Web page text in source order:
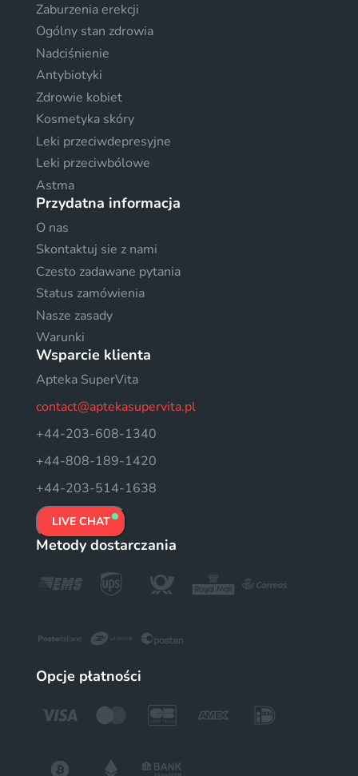
Zaburzenia erekcji
Ogólny stan zdrowia
Nadciśnienie
Antybiotyki
Zdrowie kobiet
Kosmetyka skóry
Leki przeciwdepresyjne
Leki przeciwbólowe
Astma
Przydatna informacja
O nas
Skontaktuj sie z nami
Czesto zadawane pytania
Status zamówienia
Nasze zasady
Warunki
Wsparcie klienta
Apteka SuperVita
contact@aptekasupervita.pl
+44-203-608-1340
+44-808-189-1420
+44-203-514-1638
LIVE CHAT
Metody dostarczania
Opcje płatności